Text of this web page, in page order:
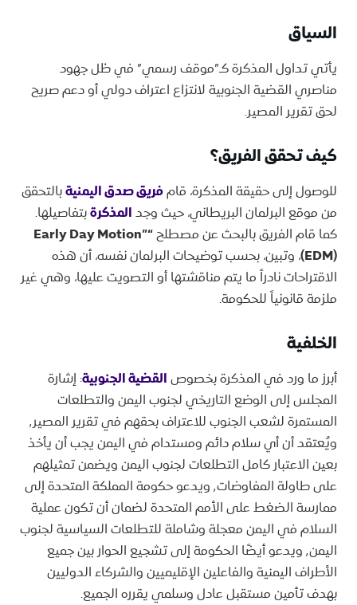
السياق
يأتي تداول المذكرة كـ”موقف رسمي” في ظل جهود
مناصري القضية الجنوبية لانتزاع اعتراف دولي أو دعم صريح
لحق تقرير المصير.
كيف تحقق الفريق؟
للوصول إلى حقيقة المذكرة، قامفريق صدق اليمنيةبالتحقق
من موقع البرلمان البريطاني، حيث وجدالمذكرةبتفاصيلها.
كما قام الفريق بالبحث عن مصطلح “Early Day Motion”
(EDM)، وتبين، بحسب توضيحات البرلمان نفسه، أن هذه
الاقتراحات نادراً ما يتم مناقشتها أو التصويت عليها، وهي غير
ملزمة قانونياً للحكومة.
الخلفية
أبرز ما ورد في المذكرة بخصوصالقضية الجنوبية: إشارة
المجلس إلى الوضع التاريخي لجنوب اليمن والتطلعات
المستمرة لشعب الجنوب للاعتراف بحقهم في تقرير المصير٬
ويُعتقد أن أي سلام دائم ومستدام في اليمن يجب أن يأخذ
بعين الاعتبار كامل التطلعات لجنوب اليمن ويضمن تمثيلهم
على طاولة المفاوضات٬ ويدعو حكومة المملكة المتحدة إلى
ممارسة الضغط على الأمم المتحدة لضمان أن تكون عملية
السلام في اليمن معجلة وشاملة للتطلعات السياسية لجنوب
اليمن٬ ويدعو أيضًا الحكومة إلى تشجيع الحوار بين جميع
الأطراف اليمنية والفاعلين الإقليميين والشركاء الدوليين
بهدف تأمين مستقبل عادل وسلمي يقرره الجميع.